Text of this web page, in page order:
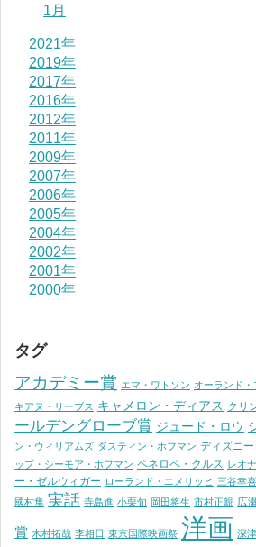
1月
2021年
2019年
2017年
2016年
2012年
2011年
2009年
2007年
2006年
2005年
2004年
2002年
2001年
2000年
タグ
アカデミー賞 エマ・ワトソン オーランド・
キアヌ・リーブス キャメロン・ディアス クリ
ールデングローブ賞 ジュード・ロウ
ン・ウィリアムズ ダスティン・ホフマン ディズニー
ップ・シーモア・ホフマン ペネロペ・クルス レオ
ー・ゼルウィガー ローランド・エメリッヒ 三谷幸喜
國村隼 実話 寺島進 小栗旬 岡田将生 市村正親 広
賞 木村拓哉 李相日 東京国際映画祭 洋画 深